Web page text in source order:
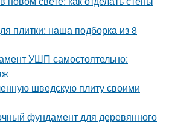
плитки: наша подборка из 8
УШП самостоятельно:
шведскую плиту своими
фундамент для деревянного